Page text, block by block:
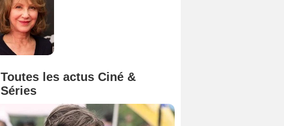
Toutes les actus Ciné &
Séries